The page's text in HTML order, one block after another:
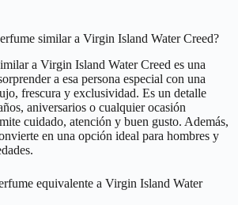
similar a Virgin Island Water Creed?
a Virgin Island Water Creed es una
a esa persona especial con una
frescura y exclusividad. Es un detalle
aniversarios o cualquier ocasión
cuidado, atención y buen gusto. Además,
en una opción ideal para hombres y
equivalente a Virgin Island Water